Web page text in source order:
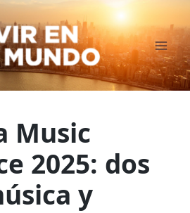
Music
2025: dos
y